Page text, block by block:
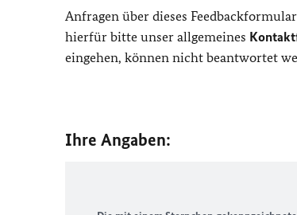
Anfragen über dieses
hierfür bitte unser allgemeines
eingehen, können nicht beantwortet
Ihre Angaben: